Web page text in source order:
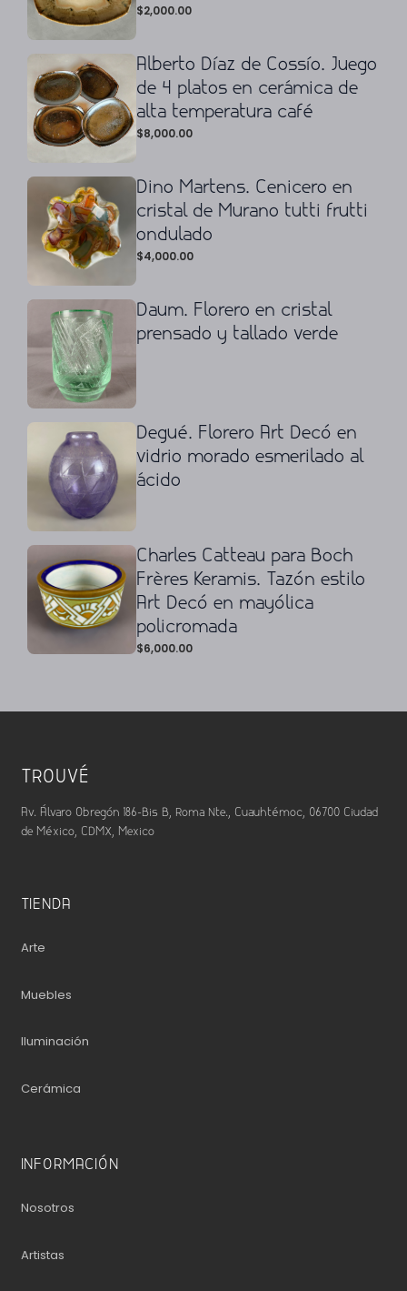
$2,000.00
Alberto Díaz de Cossío. Juego
de 4 platos en cerámica de
alta temperatura café
$8,000.00
Dino Martens. Cenicero en
cristal de Murano tutti frutti
ondulado
$4,000.00
Daum. Florero en cristal
prensado y tallado verde
Degué. Florero Art Decó en
vidrio morado esmerilado al
ácido
Charles Catteau para Boch
Frères Keramis. Tazón estilo
Art Decó en mayólica
policromada
$6,000.00
TROUVÉ
Av. Álvaro Obregón 186-Bis B, Roma Nte., Cuauhtémoc, 06700 Ciudad
de México, CDMX, Mexico
TIENDA
Arte
Muebles
Iluminación
Cerámica
INFORMACIÓN
Nosotros
Artistas